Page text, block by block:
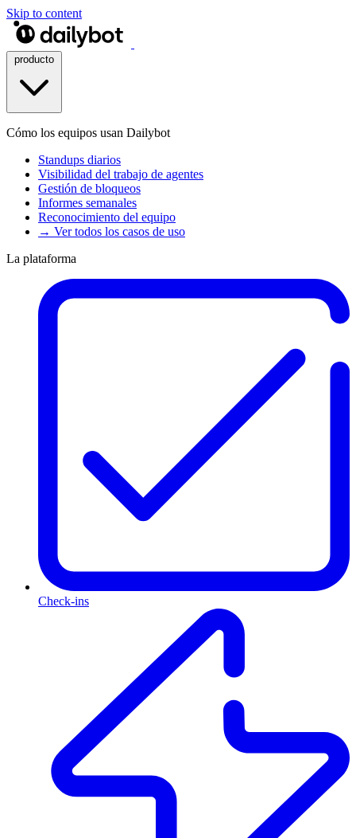
Skip to content
Cómo los equipos usan Dailybot
Standups diarios
Visibilidad del trabajo de agentes
Gestión de bloqueos
Informes semanales
Reconocimiento del equipo
→ Ver todos los casos de uso
La plataforma
Check-ins